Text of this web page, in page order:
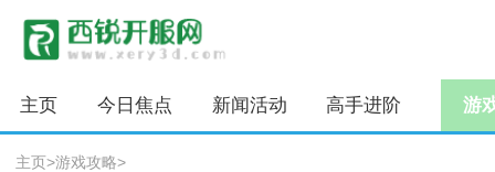
主页 今日焦点 新闻活动 高手进阶 游
主页>游戏攻略>